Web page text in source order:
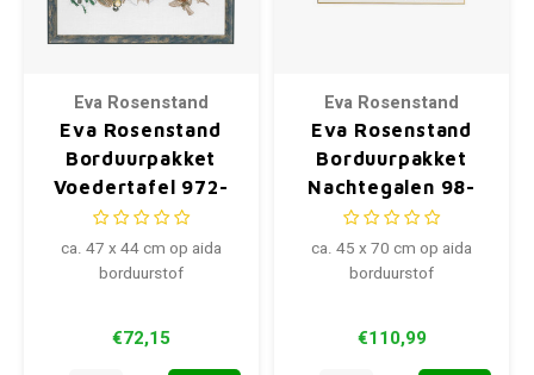
Eva Rosenstand
Eva Rosenstand
Borduurpakket
Voedertafel 972-
352
ca. 47 x 44 cm op aida
borduurstof
€72,15
Eva Rosenstand
Eva Rosenstand
Borduurpakket
Nachtegalen 98-
4569
ca. 45 x 70 cm op aida
borduurstof
€110,99